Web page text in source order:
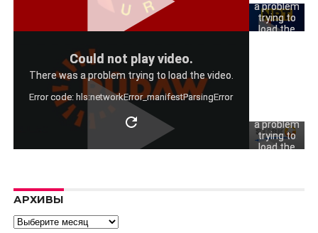
a problem
trying to
load the
Could not play video.
There was a problem trying to load the video.
Error code: hls:networkError_manifestParsingError
a problem
trying to
load the
АРХИВЫ
Архивы